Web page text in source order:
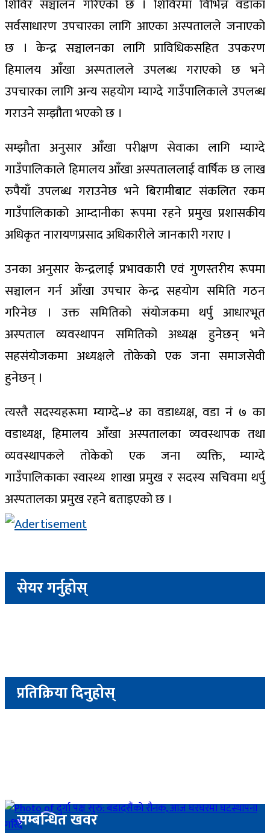
शिविर सञ्चालन गरिएको छ । शिविरमा विभिन्न वडाका
सर्वसाधारण उपचारका लागि आएका अस्पतालले जनाएको
छ । केन्द्र सञ्चालनका लागि प्राविधिकसहित उपकरण
हिमालय आँखा अस्पतालले उपलब्ध गराएको छ भने
उपचारका लागि अन्य सहयोग म्याग्दे गाउँपालिकाले उपलब्ध
गराउने सम्झौता भएको छ ।
सम्झौता अनुसार आँखा परीक्षण सेवाका लागि म्याग्दे
गाउँपालिकाले हिमालय आँखा अस्पताललाई वार्षिक छ लाख
रुपैयाँ उपलब्ध गराउनेछ भने बिरामीबाट संकलित रकम
गाउँपालिकाको आम्दानीका रूपमा रहने प्रमुख प्रशासकीय
अधिकृत नारायणप्रसाद अधिकारीले जानकारी गराए ।
उनका अनुसार केन्द्रलाई प्रभावकारी एवं गुणस्तरीय रूपमा
सञ्चालन गर्न आँखा उपचार केन्द्र सहयोग समिति गठन
गरिनेछ । उक्त समितिको संयोजकमा थर्पु आधारभूत
अस्पताल व्यवस्थापन समितिको अध्यक्ष हुनेछन् भने
सहसंयोजकमा अध्यक्षले तोकेको एक जना समाजसेवी
हुनेछन् ।
त्यस्तै सदस्यहरूमा म्याग्दे–४ का वडाध्यक्ष, वडा नं ७ का
वडाध्यक्ष, हिमालय आँखा अस्पतालका व्यवस्थापक तथा
व्यवस्थापकले तोकेको एक जना व्यक्ति, म्याग्दे
गाउँपालिकाका स्वास्थ्य शाखा प्रमुख र सदस्य सचिवमा थर्पु
अस्पतालका प्रमुख रहने बताइएको छ ।
सेयर गर्नुहोस्
प्रतिक्रिया दिनुहोस्
सम्बन्धित खवर